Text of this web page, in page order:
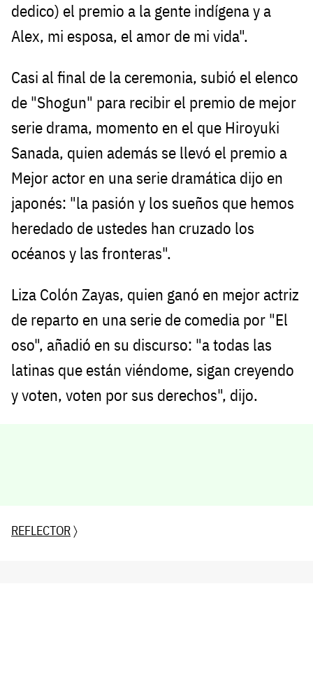
dedico) el premio a la gente indígena y a
Alex, mi esposa, el amor de mi vida".
Casi al final de la ceremonia, subió el elenco
de "Shogun" para recibir el premio de mejor
serie drama, momento en el que Hiroyuki
Sanada, quien además se llevó el premio a
Mejor actor en una serie dramática dijo en
japonés: "la pasión y los sueños que hemos
heredado de ustedes han cruzado los
océanos y las fronteras".
Liza Colón Zayas, quien ganó en mejor actriz
de reparto en una serie de comedia por "El
oso", añadió en su discurso: "a todas las
latinas que están viéndome, sigan creyendo
y voten, voten por sus derechos", dijo.
REFLECTOR〉